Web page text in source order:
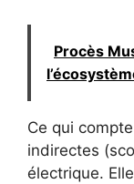
Procès
Ce qui
indirectes
électrique.